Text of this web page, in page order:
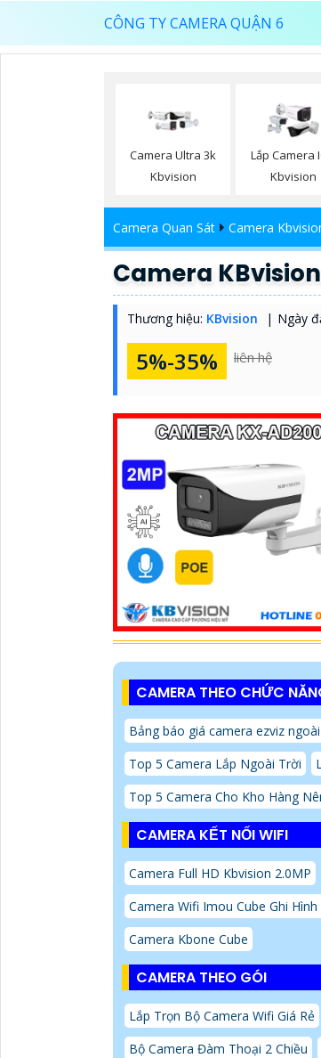
CÔNG TY CAMERA QUẬN 6
Camera Ultra 3k
Kbvision
Lắp Camera
Kbvision
Camera Quan Sát Camera
Camera
Thương hiệu: KBvision Ngày
5%-35% liên hệ
CAMERA THEO CHỨC
Bảng báo giá camera ezviz
Top 5 Camera Lắp Ngoài Trời
Top 5 Camera Cho Kho Hàng
CAMERA KẾT NỐI WIFI
Camera Full HD Kbvision 2.0MP
Camera Wifi Imou Cube Ghi
Camera Kbone Cube
CAMERA THEO GÓI
Lắp Trọn Bộ Camera Wifi Giá Rẻ
Bộ Camera Đàm Thoại 2 Chiều